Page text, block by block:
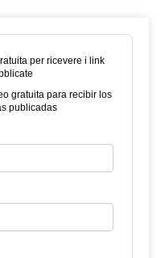
per ricevere i link
gratuita para recibir los
publicadas